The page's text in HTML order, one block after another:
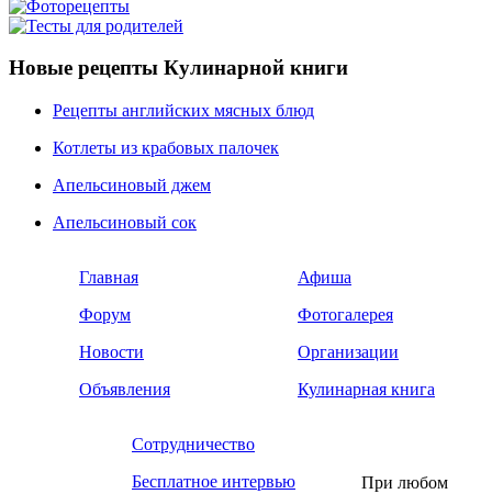
Новые рецепты Кулинарной книги
Рецепты английских мясных блюд
Котлеты из крабовых палочек
Апельсиновый джем
Апельсиновый сок
Главная
Форум
Новости
Объявления
Афиша
Фотогалерея
Организации
Кулинарная книга
Сотрудничество
Бесплатное интервью
При любом